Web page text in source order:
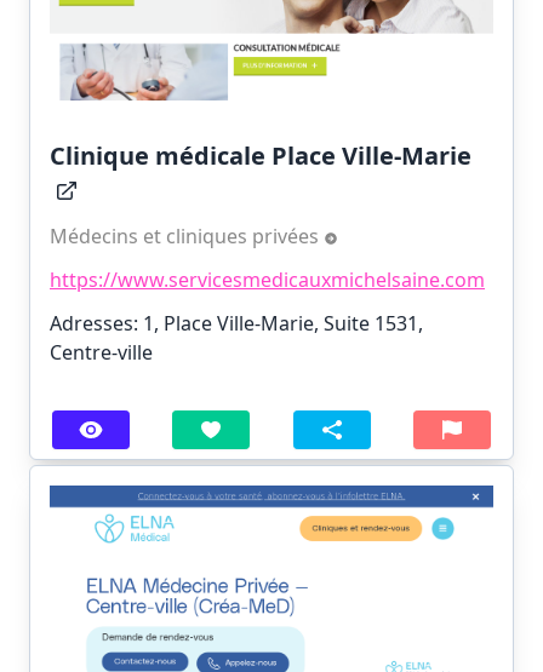
Clinique médicale Place Ville-Marie
Médecins et cliniques privées
https://www.servicesmedicauxmichelsaine.com
Adresses: 1, Place Ville-Marie, Suite 1531,
Centre-ville